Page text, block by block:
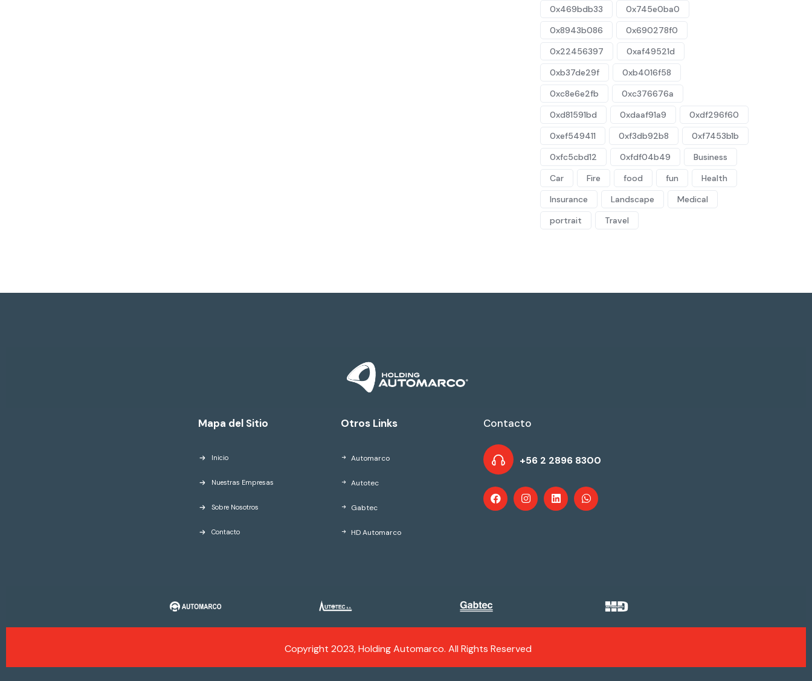
0x469bdb33
0x745e0ba0
0x8943b086
0x690278f0
0x22456397
0xaf49521d
0xb37de29f
0xb4016f58
0xc8e6e2fb
0xc376676a
0xd81591bd
0xdaaf91a9
0xdf296f60
0xef549411
0xf3db92b8
0xf7453b1b
0xfc5cbd12
0xfdf04b49
Business
Car
Fire food fun
Health
Insurance
Landscape
Medical
portrait
Travel
Mapa del Sitio
Inicio
Nuestras Empresas
Sobre Nosotros
Contacto
Otros Links
Automarco
Autotec
Gabtec
HD Automarco
Contacto
+56 2 2896 8300
Copyright 2023, Holding Automarco. All Rights Reserved